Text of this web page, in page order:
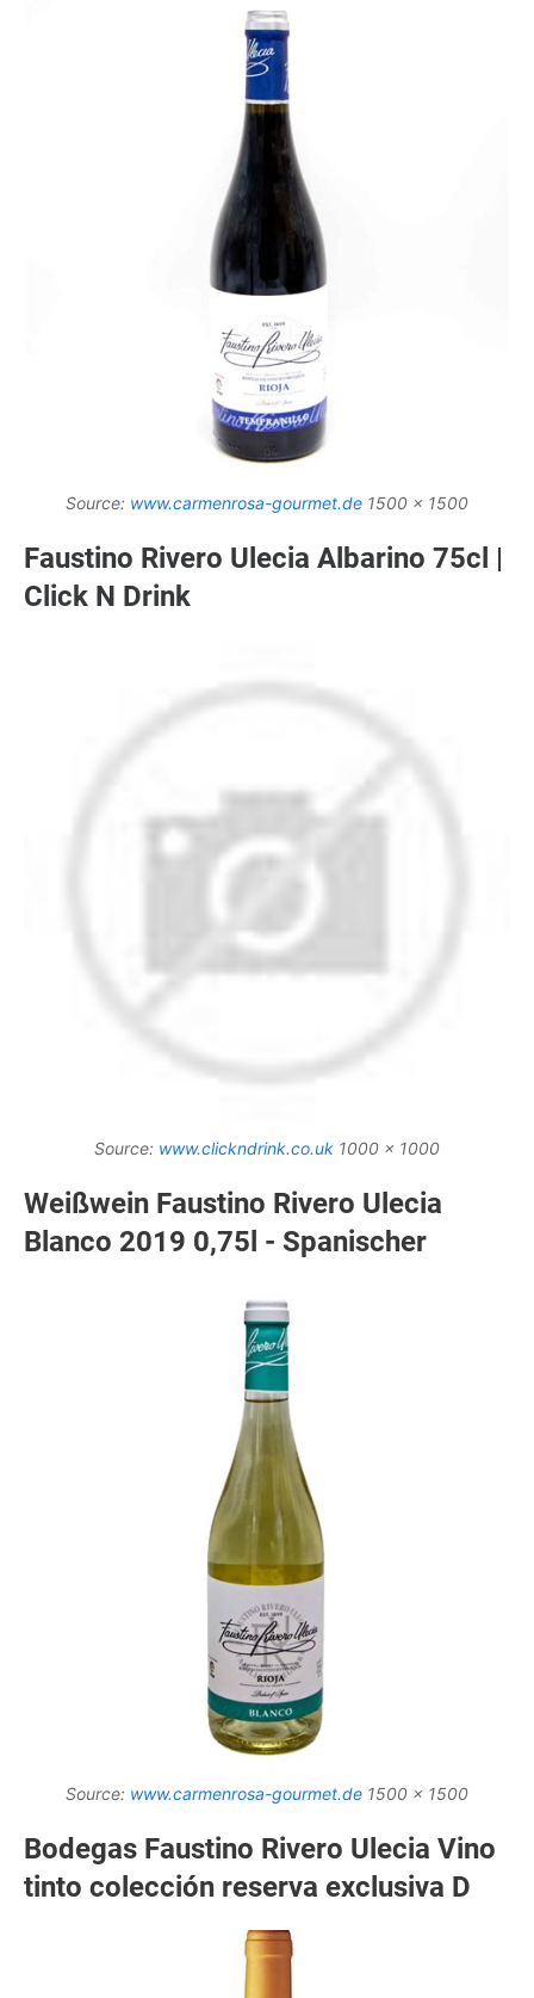
Source: www.carmenrosa-gourmet.de 1500 x 1500
Faustino Rivero Ulecia Albarino 75cl |
Click N Drink
Source: www.clickndrink.co.uk 1000 x 1000
Weißwein Faustino Rivero Ulecia
Blanco 2019 0,75l - Spanischer
Source: www.carmenrosa-gourmet.de 1500 x 1500
Bodegas Faustino Rivero Ulecia Vino
tinto colección reserva exclusiva D